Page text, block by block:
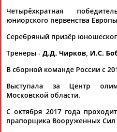
АБДРАХМАНОВАБДРАХМАНОВА
Рамазан
АБДУЛАЕВ
Тагир
АБДУЛАЕВ
Четырёхкратная
юниорского первенства
Серебряный призёр
Тренеры - Д.Д. Чирков, И.С.
В сборной команде России с
Выступала за Центр
Московской области.
С октября 2017 года
прапорщика Вооруженных Сил